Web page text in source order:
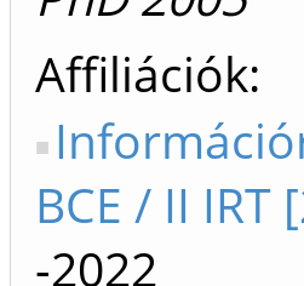
Affiliációk
BCE / II IRT
-2022